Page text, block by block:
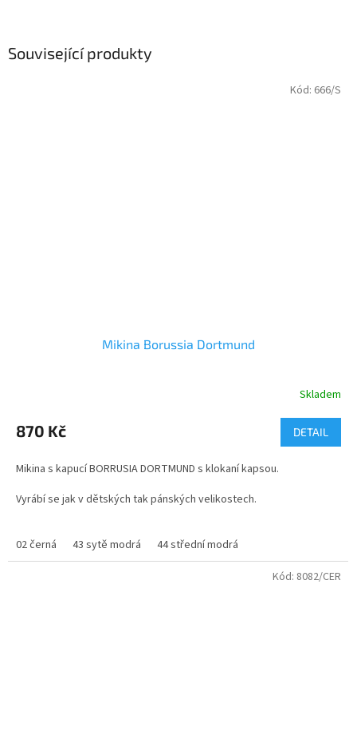
Související produkty
Mikina Borussia Dortmund
produktu
je
z
hvězdiček.
Skladem
870 Kč DETAIL
Mikina s kapucí BORRUSIA DORTMUND s klokaní kapsou.
Vyrábí se jak v dětských tak pánských velikostech.
02 černá
43 sytě modrá 44 střední modrá
Kód: 666/S
Kód: 8082/CER